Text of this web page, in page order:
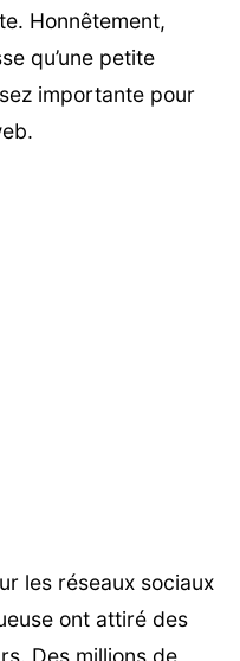
Honnêtement,
qu’une petite
importante pour
les réseaux sociaux
ont attiré des
Des millions de